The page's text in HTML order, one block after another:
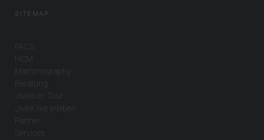
SITEMAP
PACS
HCM
Mammography
Beratung
JiveX on Tour
JiveX live erleben
Partner
Services